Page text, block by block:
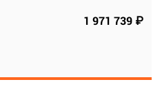
1 971 739 ₽